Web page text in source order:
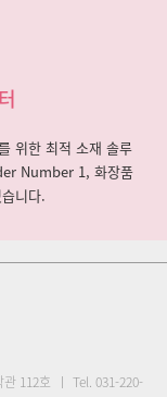
위한 최적 소재 솔루
Number 1, 화장품
니다.
112호
Tel. 031-220-